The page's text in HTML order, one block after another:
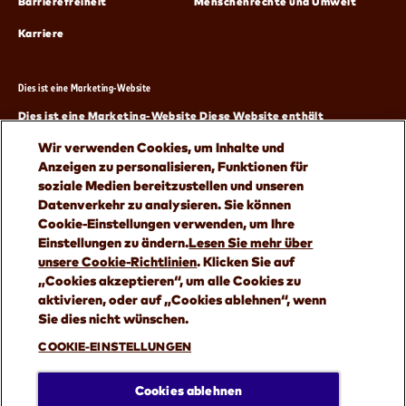
Karriere(öffnet in neuem Fenster)
Dies ist eine Marketing-Website
Dies ist eine Marketing-Website Diese Website enthält
Produkten. Kinder sollten die Erlaubnis der Eltern einholen, bevor
sie eine Website besuchen oder persönliche Daten angeben. Du
musst mindestens 18 Jahre alt sein, um online einkaufen zu
können.
®/ TM Trademarks © Mars, Incorporated 2026. Andere Marken sind
Eigentum der jeweiligen Inhaber.
DU LIEBST SNICKERS? ENTDECKE WEITERE MARKEN
VON MARS WRIGLEY.
(öffnet in neuem Fenster)
Wir verwenden Cookies, um Inhalte und
Anzeigen zu personalisieren, Funktionen für
soziale Medien bereitzustellen und unseren
Datenverkehr zu analysieren. Sie können
Cookie-Einstellungen verwenden, um Ihre
Einstellungen zu ändern.Lesen Sie mehr über
unsere Cookie-Richtlinien(opens in a new tab)
. Klicken Sie auf
„Cookies akzeptieren“, um alle Cookies zu
aktivieren, oder auf „Cookies ablehnen“, wenn
Sie dies nicht wünschen.
COOKIE-EINSTELLUNGEN
Cookies ablehnen